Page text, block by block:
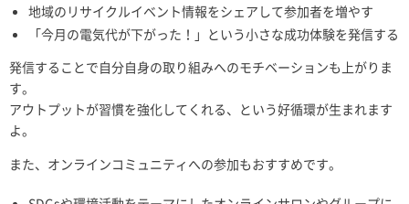
地域のリサイクルイベント情報をシェアして参加者を増やす
「今月の電気代が下がった！」という小さな成功体験を発信する
発信することで自分自身の取り組みへのモチベーションも上がりま
す。
アウトプットが習慣を強化してくれる、という好循環が生まれます
よ。
また、オンラインコミュニティへの参加もおすすめです。